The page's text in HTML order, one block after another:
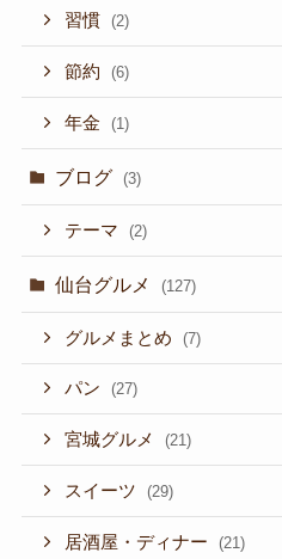
習慣 (2)
節約 (6)
年金 (1)
ブログ (3)
テーマ (2)
仙台グルメ (127)
グルメまとめ (7)
パン (27)
宮城グルメ (21)
スイーツ (29)
居酒屋・ディナー (21)